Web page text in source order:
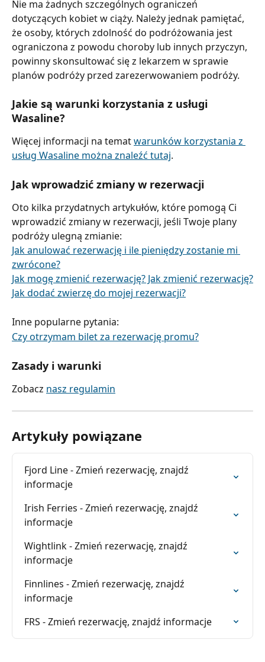
Nie ma żadnych szczególnych ograniczeń
dotyczących kobiet w ciąży. Należy jednak pamiętać,
że osoby, których zdolność do podróżowania jest
ograniczona z powodu choroby lub innych przyczyn,
powinny skonsultować się z lekarzem w sprawie
planów podróży przed zarezerwowaniem podróży.
Jakie są warunki korzystania z usługi
Wasaline?
Więcej informacji na temat warunków korzystania z
usług Wasaline można znaleźć tutaj.
Jak wprowadzić zmiany w rezerwacji
Oto kilka przydatnych artykułów, które pomogą Ci
wprowadzić zmiany w rezerwacji, jeśli Twoje plany
podróży ulegną zmianie:
Jak anulować rezerwację i ile pieniędzy zostanie mi
zwrócone?
Jak mogę zmienić rezerwację? Jak zmienić rezerwację?
Jak dodać zwierzę do mojej rezerwacji?
Inne popularne pytania:
Czy otrzymam bilet za rezerwację promu?
Zasady i warunki
Zobacz nasz regulamin
Artykuły powiązane
Fjord Line - Zmień rezerwację, znajdź
informacje
Irish Ferries - Zmień rezerwację, znajdź
informacje
Wightlink - Zmień rezerwację, znajdź
informacje
Finnlines - Zmień rezerwację, znajdź
informacje
FRS - Zmień rezerwację, znajdź informacje